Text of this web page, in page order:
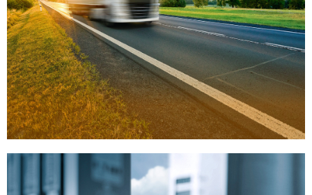
Aparate de taxare si servicii
pe drum